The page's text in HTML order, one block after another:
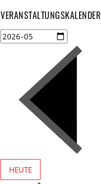
VERANSTALTUNGSKALENDER
HEUTE